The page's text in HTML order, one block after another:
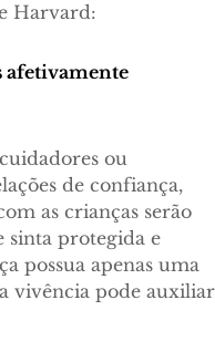
Harvard:
afetivamente
ou
de confiança,
as crianças serão
sinta protegida e
possua apenas uma
vivência pode auxiliar